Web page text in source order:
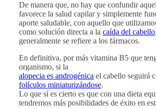
De manera que, no hay que confundir
favorece la salud capilar y simplemente
aporte saludable, con aquello que
como solución directa a la caída del cabello
generalmente se refiere a los fármacos.
En definitiva, por más vitamina B5 que
organismo, si la
alopecia es androgénica el cabello seguirá
folículos miniaturizándose.
Lo que sí es cierto es que con una dieta
tendremos más posibilidades de éxito en